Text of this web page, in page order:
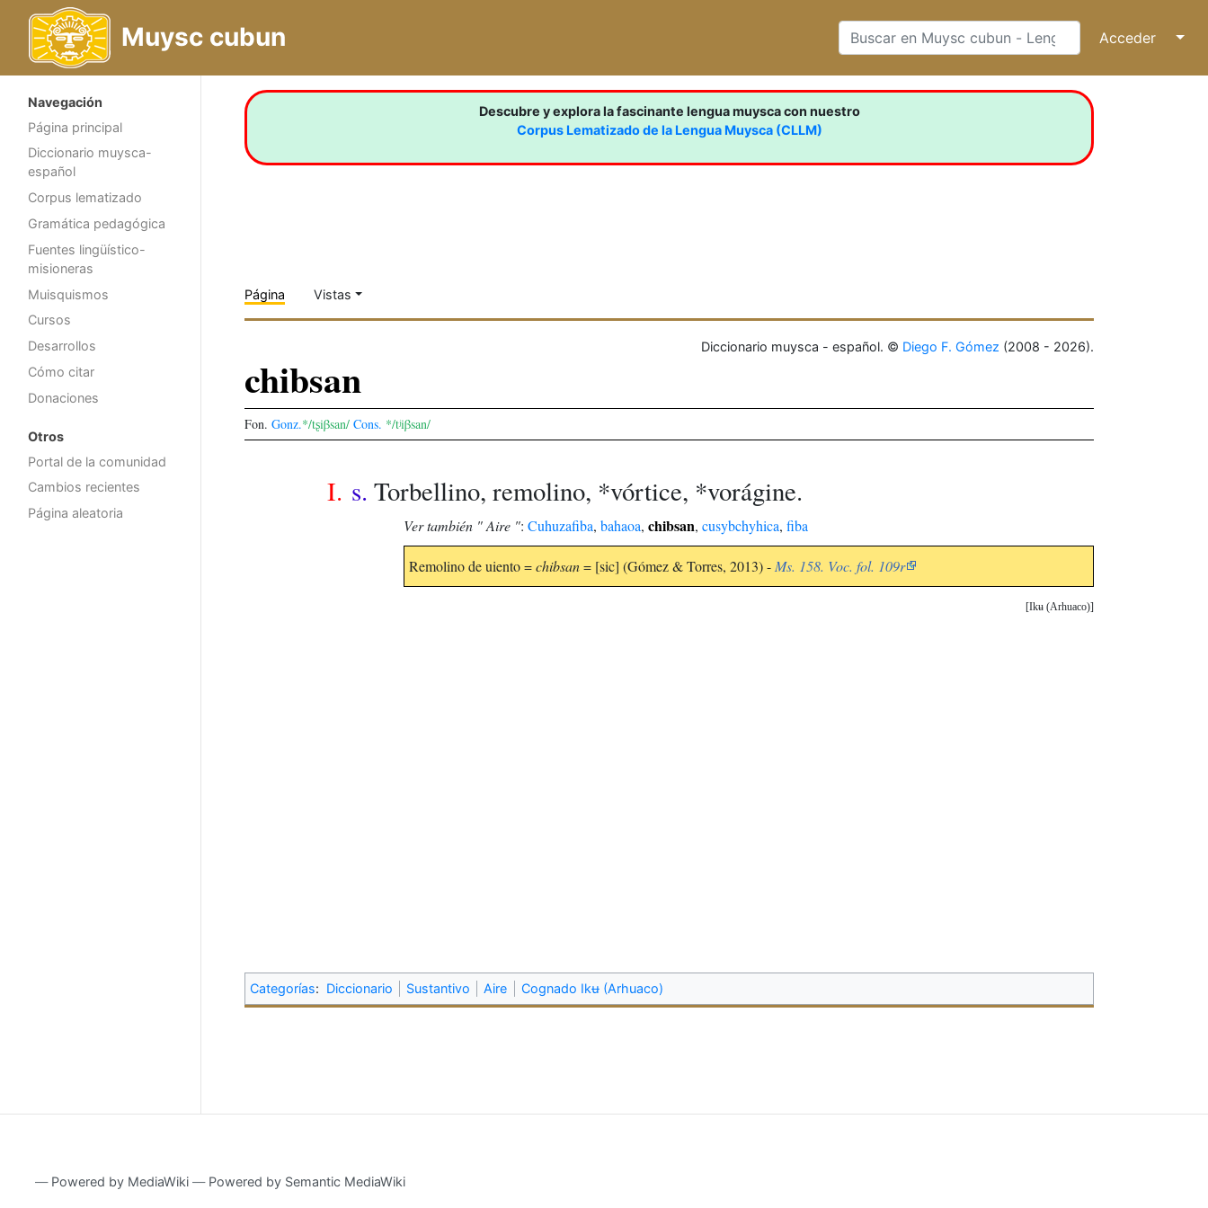
Muysc cubun Acceder ↓
Navegación
Página principal
Diccionario muysca-
español
Corpus lematizado
Gramática pedagógica
Fuentes lingüístico-
misioneras
Muisquismos
Cursos
Desarrollos
Cómo citar
Donaciones
Otros
Portal de la comunidad
Cambios recientes
Página aleatoria
Descubre y explora la fascinante lengua muysca con nuestro
Corpus Lematizado de la Lengua Muysca (CLLM)
Página Vistas
Diccionario muysca - español. © Diego F. Gómez (2008 - 2026).
chibsan
Fon. Gonz.*/tʂiβsan/ Cons. */tʲiβsan/
I. s. Torbellino, remolino, *vórtice, *vorágine.
Ver también " Aire ":Cuhuzafiba,bahaoa,chibsan,cusybchyhica,fiba
Remolino de uiento =chibsan= [sic] (Gómez & Torres, 2013) - Ms. 158. Voc. fol. 109r
Ikʉ (Arhuaco)
Categorías: Diccionario Sustantivo Aire Cognado Ikʉ (Arhuaco)
― Powered by MediaWiki ― Powered by Semantic MediaWiki